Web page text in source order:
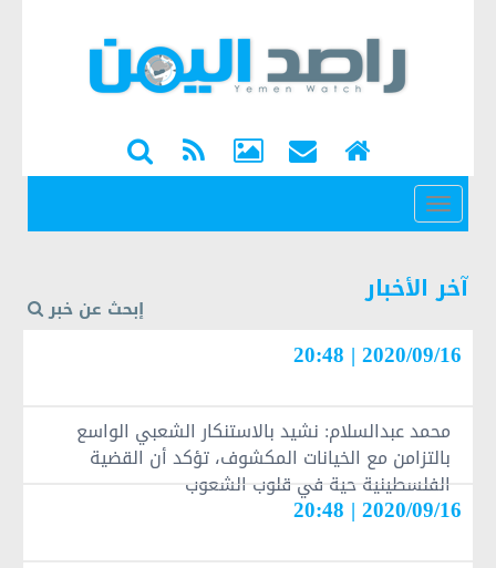
القائمة
آخر الأخبار إبحث عن خبر
2020/09/16 | 20:48
محمد عبدالسلام: نشيد بالاستنكار الشعبي الواسع
بالتزامن مع الخيانات المكشوف، تؤكد أن القضية
الفلسطينية حية في قلوب الشعوب
2020/09/16 | 20:48